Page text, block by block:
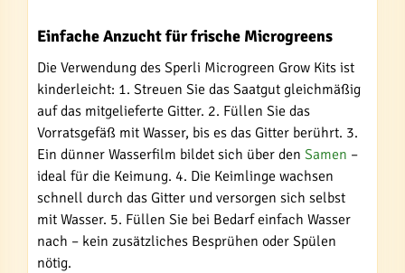
Einfache Anzucht für frische Microgreens
Die Verwendung des Sperli Microgreen Grow Kits ist
kinderleicht: 1. Streuen Sie das Saatgut gleichmäßig
auf das mitgelieferte Gitter. 2. Füllen Sie das
Vorratsgefäß mit Wasser, bis es das Gitter berührt. 3.
Ein dünner Wasserfilm bildet sich über den Samen –
ideal für die Keimung. 4. Die Keimlinge wachsen
schnell durch das Gitter und versorgen sich selbst
mit Wasser. 5. Füllen Sie bei Bedarf einfach Wasser
nach – kein zusätzliches Besprühen oder Spülen
nötig.